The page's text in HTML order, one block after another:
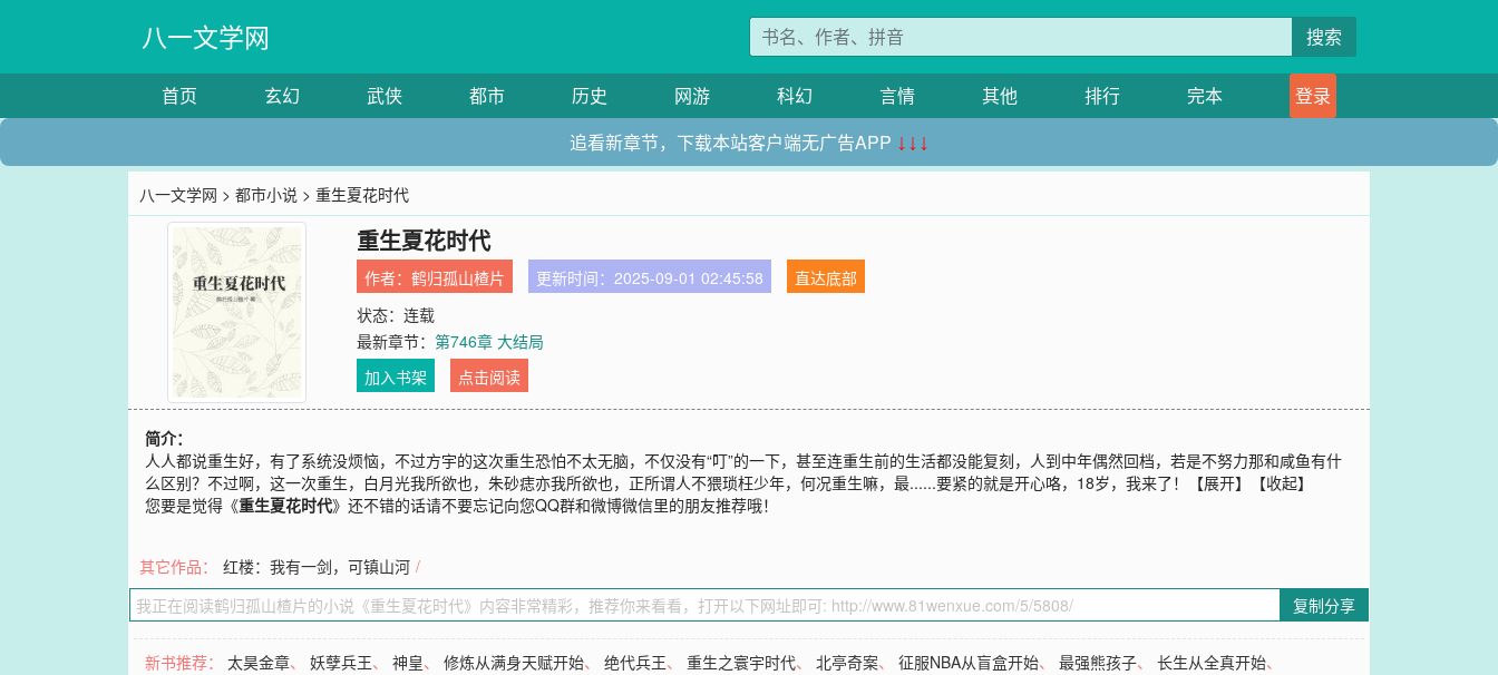
八一文学网 搜索
首页 玄幻 武侠 都市 历史 网游 科幻 言情 其他 排行 完本
登录
追看新章节，下载本站客户端无广告APP ↓↓↓
八一文学网 >都市小说 > 重生夏花时代
重生夏花时代
作者：鹤归孤山楂片 更新时间：2025-09-01 02:45:58
直达底部
状态：连载
最新章节：第746章 大结局
加入书架
点击阅读
简介：
人人都说重生好，有了系统没烦恼，不过方宇的这次重生恐怕不太无脑，不仅没有“叮”的一下，甚至连重生前的生活都没能复刻，人到中年偶然回档，若是不努力那和咸鱼有什
么区别？不过啊，这一次重生，白月光我所欲也，朱砂痣亦我所欲也，正所谓人不猥琐枉少年，何况重生嘛，最......要紧的就是开心咯，18岁，我来了！【展开】【收起】
您要是觉得《重生夏花时代》还不错的话请不要忘记向您QQ群和微博微信里的朋友推荐哦！
其它作品： 红楼：我有一剑，可镇山河 /
复制分享
新书推荐：太昊金章、妖孽兵王、神皇、修炼从满身天赋开始、绝代兵王、重生之寰宇时代、北亭奇案、征服NBA从盲盒开始、最强熊孩子、长生从全真开始、